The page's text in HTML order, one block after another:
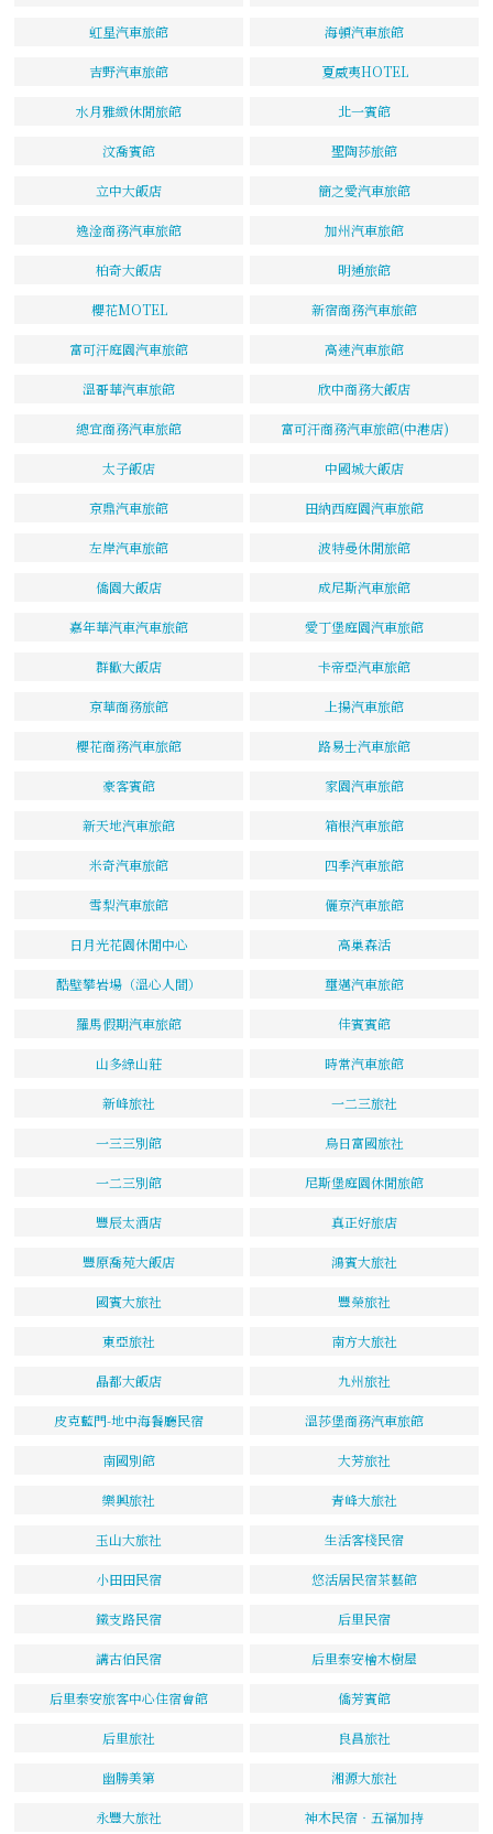
虹星汽車旅館 海頓汽車旅館
吉野汽車旅館 夏威夷HOTEL
水月雅緻休閒旅館 北一賓館
汶喬賓館 聖陶莎旅館
立中大飯店 簡之愛汽車旅館
逸淦商務汽車旅館 加州汽車旅館
柏奇大飯店 明通旅館
櫻花MOTEL 新宿商務汽車旅館
富可汗庭園汽車旅館 高速汽車旅館
溫哥華汽車旅館 欣中商務大飯店
總宜商務汽車旅館 富可汗商務汽車旅館(中港店)
太子飯店 中國城大飯店
京鼎汽車旅館 田納西庭園汽車旅館
左岸汽車旅館 波特曼休閒旅館
僑園大飯店 成尼斯汽車旅館
嘉年華汽車汽車旅館 愛丁堡庭園汽車旅館
群歡大飯店 卡帝亞汽車旅館
京華商務旅館 上揚汽車旅館
櫻花商務汽車旅館 路易士汽車旅館
豪客賓館 家園汽車旅館
新天地汽車旅館 箱根汽車旅館
米奇汽車旅館 四季汽車旅館
雪梨汽車旅館 儷京汽車旅館
日月光花園休閒中心 高巢森活
酷壁攀岩場（溫心人間） 璽邁汽車旅館
羅馬假期汽車旅館 佳賓賓館
山多綠山莊 時常汽車旅館
新峰旅社 一二三旅社
一三三別館 烏日富國旅社
一二三別館 尼斯堡庭園休閒旅館
豐辰太酒店 真正好旅店
豐原喬苑大飯店 鴻賓大旅社
國賓大旅社 豐榮旅社
東亞旅社 南方大旅社
晶都大飯店 九州旅社
皮克藍門-地中海餐廳民宿 溫莎堡商務汽車旅館
南國別館 大芳旅社
樂興旅社 青峰大旅社
玉山大旅社 生活客棧民宿
小田田民宿 悠活居民宿茶藝館
鐵支路民宿 后里民宿
講古伯民宿 后里泰安檜木樹屋
后里泰安旅客中心住宿會館 僑芳賓館
后里旅社 良昌旅社
幽勝美第 湘源大旅社
永豐大旅社 神木民宿‧五福加持